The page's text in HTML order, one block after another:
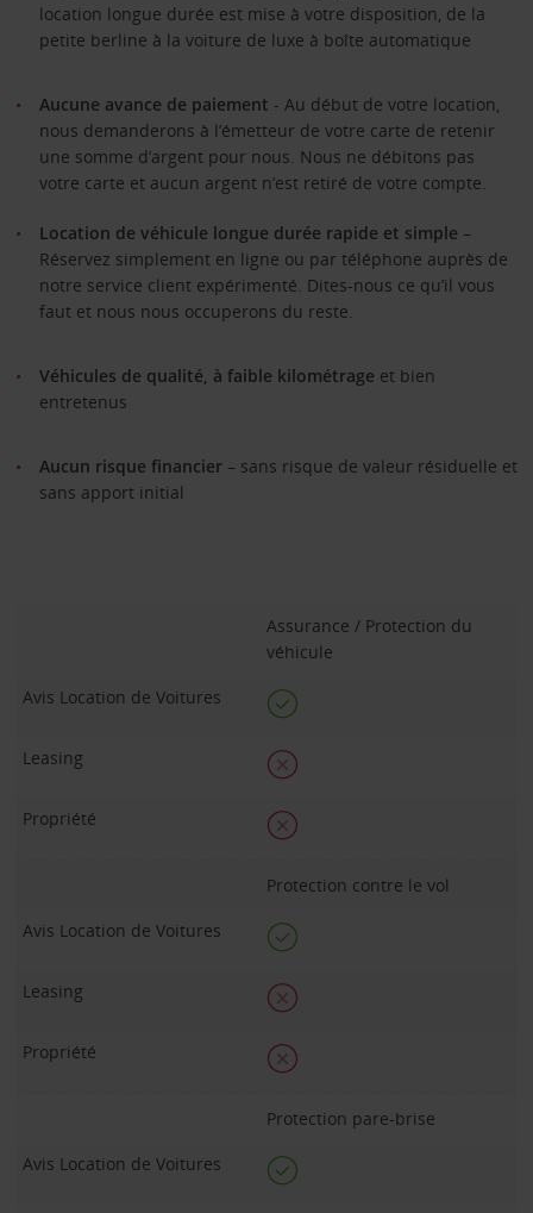
location longue durée est mise à votre disposition, de la
petite berline à la voiture de luxe à boîte automatique
Aucune avance de paiement - Au début de votre location,
nous demanderons à l’émetteur de votre carte de retenir
une somme d’argent pour nous. Nous ne débitons pas
votre carte et aucun argent n’est retiré de votre compte.
Location de véhicule longue durée rapide et simple‭ –
Réservez simplement en ligne ou par téléphone auprès de
notre service client expérimenté. Dites-nous ce qu’il vous
faut et nous nous occuperons du reste.
Véhicules de qualité, à faible kilométrage et bien
entretenus
Aucun risque financier– sans risque de valeur résiduelle et
sans apport initial
Assurance / Protection du
véhicule
Protection contre le vol
Protection pare-brise